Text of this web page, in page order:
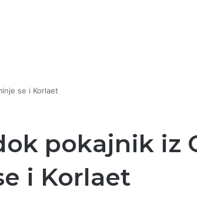
se i Korlaet
pokajnik iz
i Korlaet